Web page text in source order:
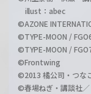
illust：abec
©AZONE
©TYPE-MOON /
©TYPE-MOON /
©Frontwing
©2013 橘公司・つな
©春場ねぎ・講談社／